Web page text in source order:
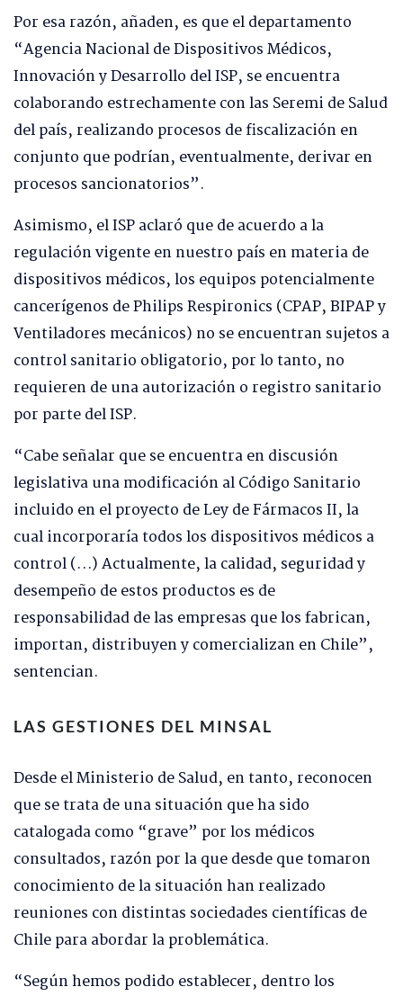
Por esa razón, añaden, es que el departamento
“Agencia Nacional de Dispositivos Médicos,
Innovación y Desarrollo del ISP, se encuentra
colaborando estrechamente con las Seremi de Salud
del país, realizando procesos de fiscalización en
conjunto que podrían, eventualmente, derivar en
procesos sancionatorios”.
Asimismo, el ISP aclaró que de acuerdo a la
regulación vigente en nuestro país en materia de
dispositivos médicos, los equipos potencialmente
cancerígenos de Philips Respironics (CPAP, BIPAP y
Ventiladores mecánicos) no se encuentran sujetos a
control sanitario obligatorio, por lo tanto, no
requieren de una autorización o registro sanitario
por parte del ISP.
“Cabe señalar que se encuentra en discusión
legislativa una modificación al Código Sanitario
incluido en el proyecto de Ley de Fármacos II, la
cual incorporaría todos los dispositivos médicos a
control (…) Actualmente, la calidad, seguridad y
desempeño de estos productos es de
responsabilidad de las empresas que los fabrican,
importan, distribuyen y comercializan en Chile”,
sentencian.
LAS GESTIONES DEL MINSAL
Desde el Ministerio de Salud, en tanto, reconocen
que se trata de una situación que ha sido
catalogada como “grave” por los médicos
consultados, razón por la que desde que tomaron
conocimiento de la situación han realizado
reuniones con distintas sociedades científicas de
Chile para abordar la problemática.
“Según hemos podido establecer, dentro los